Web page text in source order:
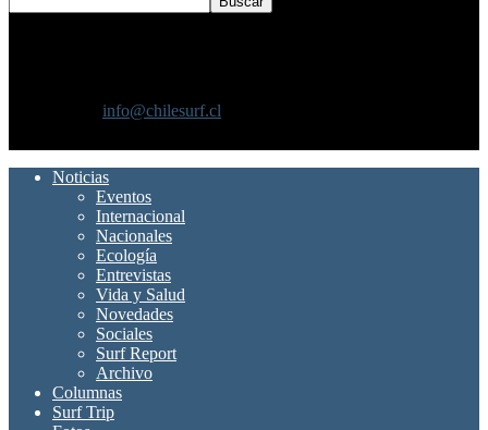
info@chilesurf.cl
Noticias
Eventos
Internacional
Nacionales
Ecología
Entrevistas
Vida y Salud
Novedades
Sociales
Surf Report
Archivo
Columnas
Surf Trip